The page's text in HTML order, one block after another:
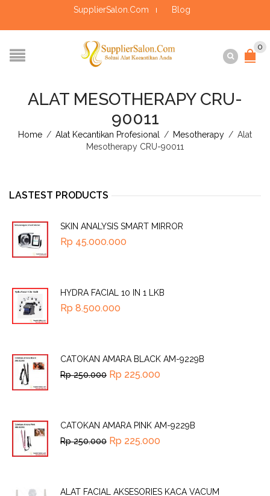
SupplierSalon.Com Blog
0
ALAT MESOTHERAPY CRU-
90011
Home / Alat Kecantikan Profesional / Mesotherapy / Alat
Mesotherapy CRU-90011
LASTEST PRODUCTS
SKIN ANALYSIS SMART MIRROR
Rp 45.000.000
HYDRA FACIAL 10 IN 1 LKB
Rp 8.500.000
CATOKAN AMARA BLACK AM-9229B
Rp250.000 Rp 225.000
CATOKAN AMARA PINK AM-9229B
Rp250.000 Rp 225.000
ALAT FACIAL AKSESORIES KACA VACUM